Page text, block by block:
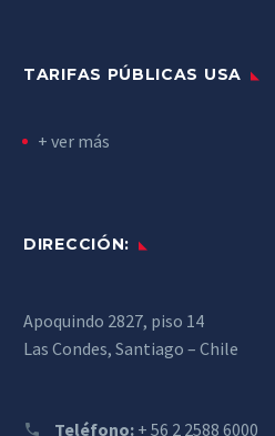
TARIFAS PÚBLICAS USA
+ ver más
DIRECCIÓN:
Apoquindo 2827, piso 14
Las Condes, Santiago – Chile
Teléfono: + 56 2 2588 6000